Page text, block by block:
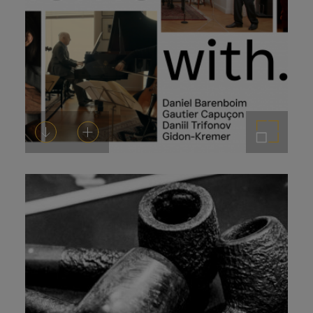
Descarregar-ho Afegeix a la cistella Amplia la imatge